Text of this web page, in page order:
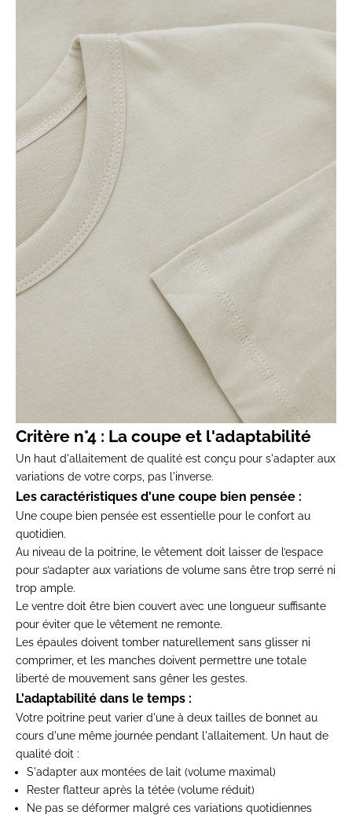
Critère n°4 : La coupe et l'adaptabilité
Un haut d'allaitement de qualité est conçu pour s'adapter aux
variations de votre corps, pas l'inverse.
Les caractéristiques d'une coupe bien pensée :
Une coupe bien pensée est essentielle pour le confort au
quotidien.
Au niveau de la poitrine, le vêtement doit laisser de l’espace
pour s’adapter aux variations de volume sans être trop serré ni
trop ample.
Le ventre doit être bien couvert avec une longueur suffisante
pour éviter que le vêtement ne remonte.
Les épaules doivent tomber naturellement sans glisser ni
comprimer, et les manches doivent permettre une totale
liberté de mouvement sans gêner les gestes.
L'adaptabilité dans le temps :
Votre poitrine peut varier d'une à deux tailles de bonnet au
cours d'une même journée pendant l'allaitement. Un haut de
qualité doit :
S'adapter aux montées de lait (volume maximal)
Rester flatteur après la tétée (volume réduit)
Ne pas se déformer malgré ces variations quotidiennes